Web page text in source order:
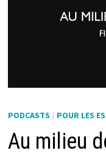
PODCASTS / POUR LES
Au milieu